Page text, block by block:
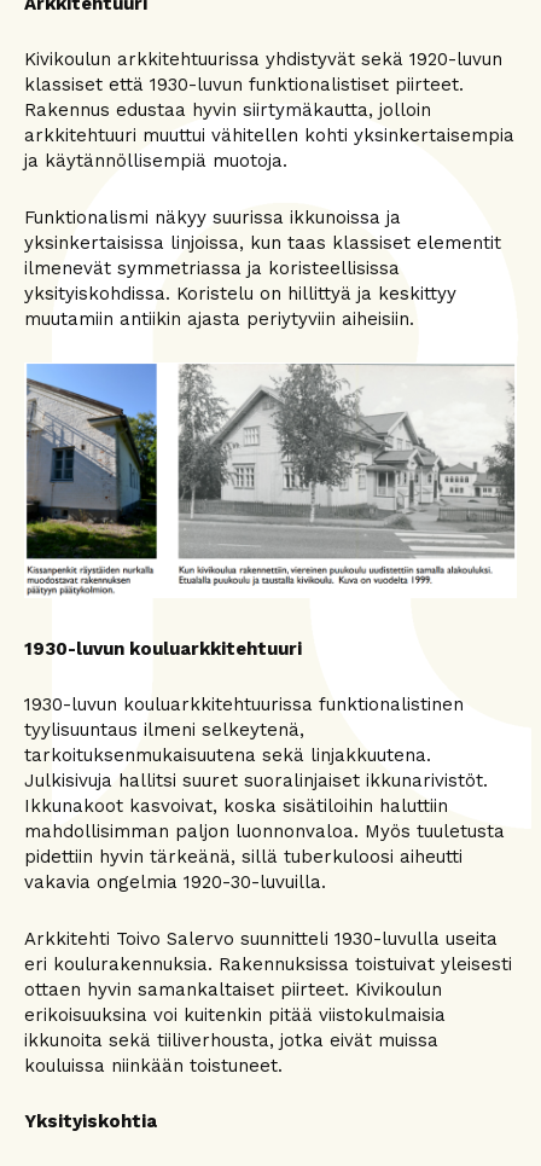
Kivikoulun arkkitehtuurissa yhdistyvät sekä 1920-luvun
klassiset että 1930-luvun funktionalistiset piirteet.
Rakennus edustaa hyvin siirtymäkautta, jolloin
arkkitehtuuri muuttui vähitellen kohti yksinkertaisempia
ja käytännöllisempiä muotoja.
Funktionalismi näkyy suurissa ikkunoissa ja
yksinkertaisissa linjoissa, kun taas klassiset elementit
ilmenevät symmetriassa ja koristeellisissa
yksityiskohdissa. Koristelu on hillittyä ja keskittyy
muutamiin antiikin ajasta periytyviin aiheisiin.
1930-luvun kouluarkkitehtuuri
1930-luvun kouluarkkitehtuurissa funktionalistinen
tyylisuuntaus ilmeni selkeytenä,
tarkoituksenmukaisuutena sekä linjakkuutena.
Julkisivuja hallitsi suuret suoralinjaiset ikkunarivistöt.
Ikkunakoot kasvoivat, koska sisätiloihin haluttiin
mahdollisimman paljon luonnonvaloa. Myös tuuletusta
pidettiin hyvin tärkeänä, sillä tuberkuloosi aiheutti
vakavia ongelmia 1920-30-luvuilla.
Arkkitehti Toivo Salervo suunnitteli 1930-luvulla useita
eri koulurakennuksia. Rakennuksissa toistuivat yleisesti
ottaen hyvin samankaltaiset piirteet. Kivikoulun
erikoisuuksina voi kuitenkin pitää viistokulmaisia
ikkunoita sekä tiiliverhousta, jotka eivät muissa
kouluissa niinkään toistuneet.
Yksityiskohtia